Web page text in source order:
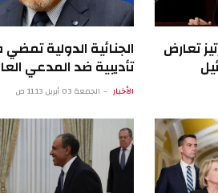
تعارض الجنائية الدولية
تأديبية ضد المدعي
الأخبار الجمعة 03 أبريل 11:13 ص